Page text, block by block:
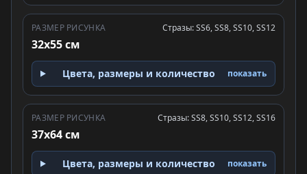
РАЗМЕР РИСУНКА
32x55 см
Стразы: SS6, SS8, SS10, SS12
Цвета, размеры и количество показать
РАЗМЕР РИСУНКА
37x64 см
Стразы: SS8, SS10, SS12, SS16
Цвета, размеры и количество показать